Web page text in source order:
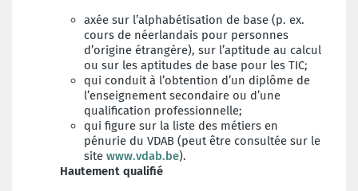
axée sur l’alphabétisation de base (p. ex.
cours de néerlandais pour personnes
d’origine étrangère), sur l’aptitude au calcul
ou sur les aptitudes de base pour les TIC;
qui conduit à l’obtention d’un diplôme de
l’enseignement secondaire ou d’une
qualification professionnelle;
qui figure sur la liste des métiers en
pénurie du VDAB (peut être consultée sur le
site www.vdab.be).
Hautement qualifié